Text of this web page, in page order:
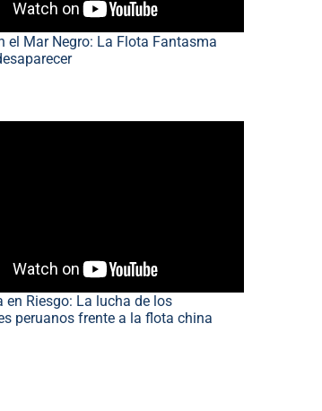
el Mar Negro: La Flota Fantasma
en Riesgo: La lucha de los
peruanos frente a la flota china